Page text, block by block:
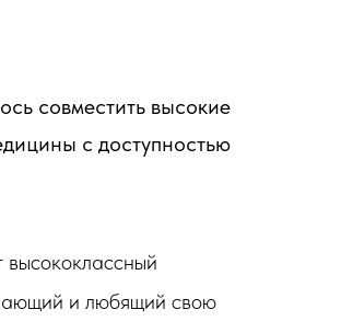
совместить высокие
с доступностью
и любящий свою